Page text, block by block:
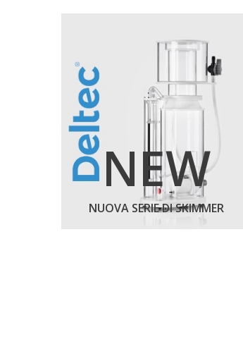
NEW
NUOVA SERIE DI SKIMMER